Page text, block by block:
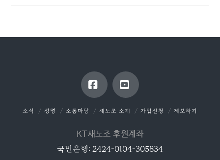
FacebookYouTube
소식 성명 소통마당 새노조 소개 가입신청 제보하기
KT새노조 후원계좌
국민은행: 2424-0104-305834